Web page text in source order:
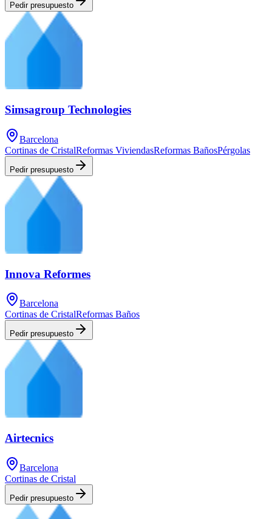
Pedir presupuesto
Simsagroup Technologies
Barcelona
Cortinas de CristalReformas ViviendasReformas BañosPérgolas
Pedir presupuesto
Innova Reformes
Barcelona
Cortinas de CristalReformas Baños
Pedir presupuesto
Airtecnics
Barcelona
Cortinas de Cristal
Pedir presupuesto